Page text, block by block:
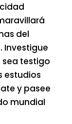
del
Investigue
sea testigo
estudios
y pasee
mundial